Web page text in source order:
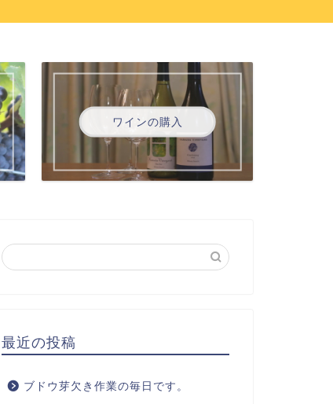
ワインの購入
最近の投稿
ブドウ芽欠き作業の毎日です。